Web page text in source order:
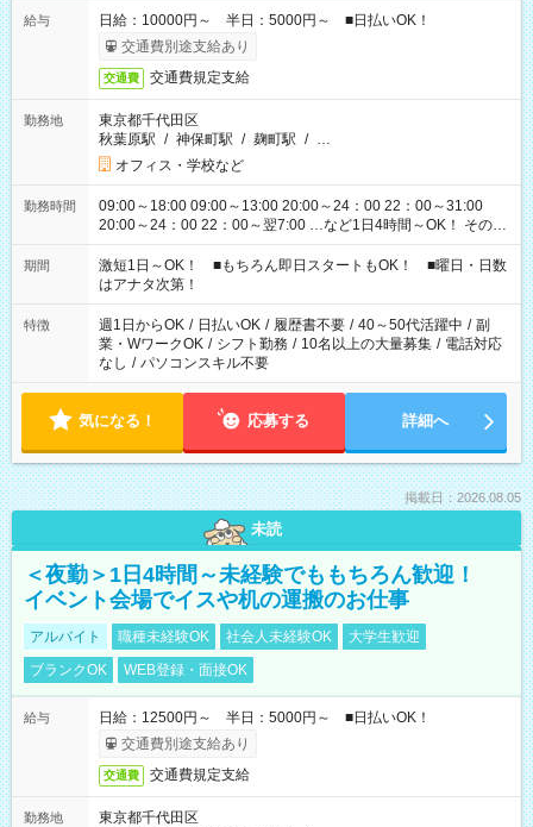
給与
日給：10000円～ 半日：5000円～ ■日払いOK！
交通費別途支給あり
交通費 交通費規定支給
勤務地
東京都千代田区
秋葉原駅 / 神保町駅 / 麹町駅 / …
オフィス・学校など
勤務時間
09:00～18:00 09:00～13:00 20:00～24：00 22：00～31:00
20:00～24：00 22：00～翌7:00 …など1日4時間～OK！ その他
シフトもございます！ お気軽にご相談ください！
期間
激短1日～OK！ ■もちろん即日スタートもOK！ ■曜日・日数
はアナタ次第！
特徴 週1日からOK / 日払いOK / 履歴書不要 / 40～50代活躍中 / 副
業・WワークOK / シフト勤務 / 10名以上の大量募集 / 電話対応
なし / パソコンスキル不要
気になる！ 応募する 詳細へ
掲載日：2026.08.05
未読
＜夜勤＞1日4時間～未経験でももちろん歓迎！
イベント会場でイスや机の運搬のお仕事
アルバイト 職種未経験OK 社会人未経験OK
大学生歓迎
ブランクOK
WEB登録・面接OK
給与
日給：12500円～ 半日：5000円～ ■日払いOK！
交通費別途支給あり
交通費 交通費規定支給
勤務地
東京都千代田区